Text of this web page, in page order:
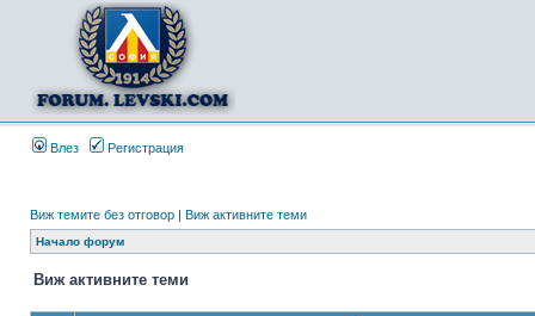
Влез Регистрация
Виж темите без отговор | Виж активните теми
Начало форум
Виж активните теми